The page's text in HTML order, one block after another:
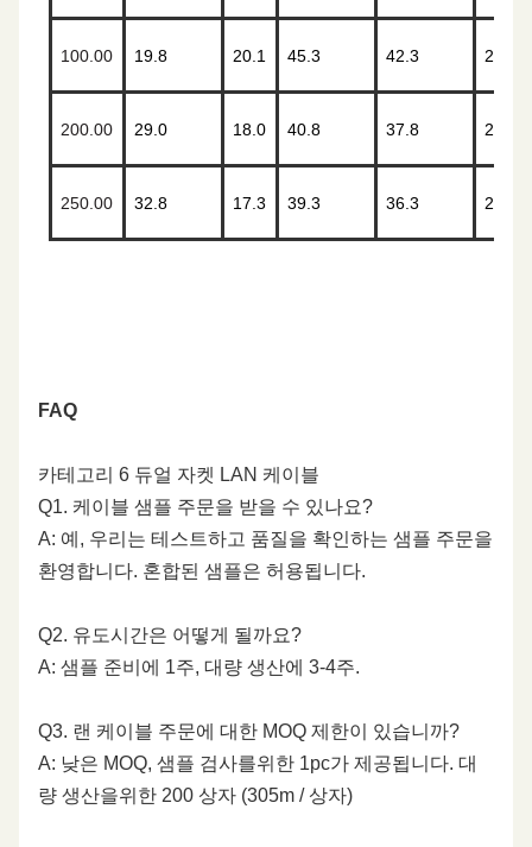
100.00 19.8 20.1 45.3 42.3 28.0
200.00 29.0 18.0 40.8 37.8 22.0
250.00 32.8 17.3 39.3 36.3 20.0
FAQ
카테고리 6 듀얼 자켓 LAN 케이블
Q1. 케이블 샘플 주문을 받을 수 있나요?
A: 예, 우리는 테스트하고 품질을 확인하는 샘플 주문을
환영합니다. 혼합된 샘플은 허용됩니다.
Q2. 유도시간은 어떻게 될까요?
A: 샘플 준비에 1주, 대량 생산에 3-4주.
Q3. 랜 케이블 주문에 대한 MOQ 제한이 있습니까?
A: 낮은 MOQ, 샘플 검사를위한 1pc가 제공됩니다. 대
량 생산을위한 200 상자 (305m / 상자)